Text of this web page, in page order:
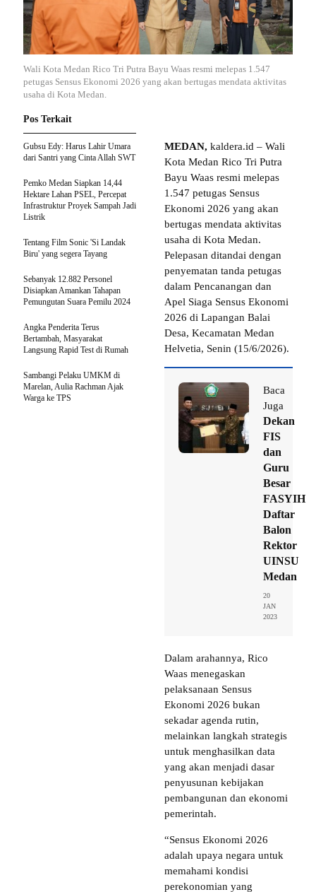
Wali Kota Medan Rico Tri Putra Bayu Waas resmi melepas 1.547
petugas Sensus Ekonomi 2026 yang akan bertugas mendata aktivitas
usaha di Kota Medan.
MEDAN, kaldera.id – Wali
Kota Medan Rico Tri Putra
Bayu Waas resmi melepas
1.547 petugas Sensus
Ekonomi 2026 yang akan
bertugas mendata aktivitas
usaha di Kota Medan.
Pelepasan ditandai dengan
penyematan tanda petugas
dalam Pencanangan dan
Apel Siaga Sensus Ekonomi
2026 di Lapangan Balai
Desa, Kecamatan Medan
Helvetia, Senin (15/6/2026).
Baca
Juga
Dekan
FIS
dan
Guru
Besar
FASYIH
Daftar
Balon
Rektor
UINSU
Medan
20
JAN
2023
Dalam arahannya, Rico
Waas menegaskan
pelaksanaan Sensus
Ekonomi 2026 bukan
sekadar agenda rutin,
melainkan langkah strategis
untuk menghasilkan data
yang akan menjadi dasar
penyusunan kebijakan
pembangunan dan ekonomi
pemerintah.
“Sensus Ekonomi 2026
adalah upaya negara untuk
memahami kondisi
perekonomian yang
Pos Terkait
Gubsu Edy: Harus Lahir Umara
dari Santri yang Cinta Allah SWT
Pemko Medan Siapkan 14,44
Hektare Lahan PSEL, Percepat
Infrastruktur Proyek Sampah Jadi
Listrik
Tentang Film Sonic 'Si Landak
Biru' yang segera Tayang
Sebanyak 12.882 Personel
Disiapkan Amankan Tahapan
Pemungutan Suara Pemilu 2024
Angka Penderita Terus
Bertambah, Masyarakat
Langsung Rapid Test di Rumah
Sambangi Pelaku UMKM di
Marelan, Aulia Rachman Ajak
Warga ke TPS